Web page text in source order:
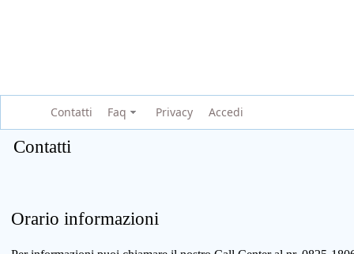
Contatti Faq Privacy Accedi
Contatti
Orario informazioni